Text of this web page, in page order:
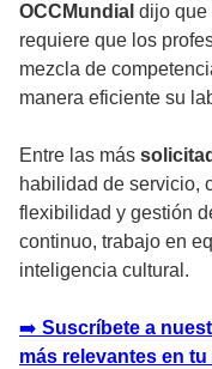
OCCMundial dijo que
requiere que los
mezcla de
manera eficiente su
Entre las más
habilidad de servicio,
flexibilidad y gestión
continuo, trabajo en
inteligencia cultural.
➡️ Suscríbete a
más relevantes en